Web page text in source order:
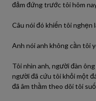
đảm đứng trước tôi hôm
Câu nói đó khiến tôi nghẹn
Anh nói anh không cần tôi
Tôi nhìn anh, người đàn
người đã cứu tôi khỏi một
đã âm thầm theo dõi tôi